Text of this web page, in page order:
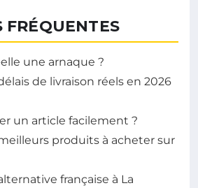
FRÉQUENTES
une arnaque ?
de livraison réels en 2026
un article facilement ?
produits à acheter sur
française à La